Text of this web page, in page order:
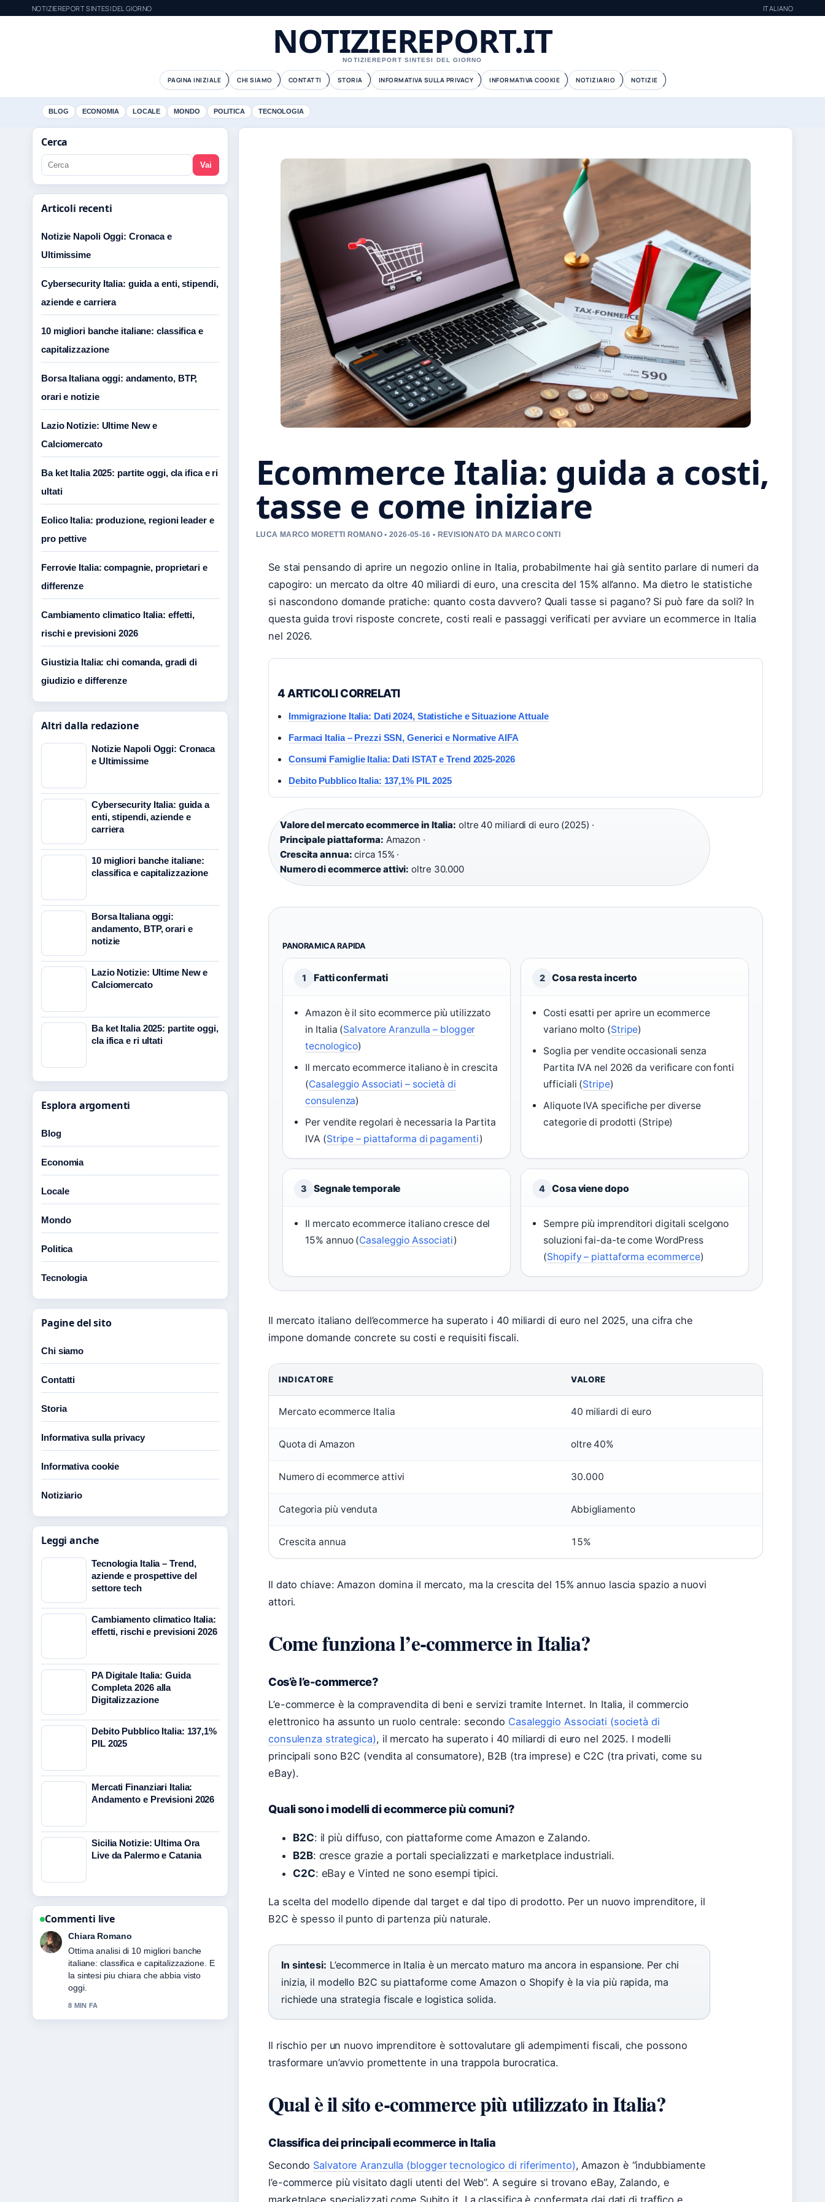
NOTIZIEREPORT SINTESI DEL GIORNO ITALIANO
NOTIZIEREPORT.IT
NOTIZIEREPORT SINTESI DEL GIORNO
PAGINA INIZIALE CHI SIAMO CONTATTI STORIA INFORMATIVA SULLA PRIVACY INFORMATIVA COOKIE NOTIZIARIO NOTIZIE
BLOG ECONOMIA LOCALE MONDO POLITICA TECNOLOGIA
Ecommerce Italia: guida a costi,
tasse e come iniziare
LUCA MARCO MORETTI ROMANO • 2026-05-16 • REVISIONATO DA MARCO CONTI
Se stai pensando di aprire un negozio online in Italia, probabilmente hai già sentito parlare di numeri da
capogiro: un mercato da oltre 40 miliardi di euro, una crescita del 15% all’anno. Ma dietro le statistiche
si nascondono domande pratiche: quanto costa davvero? Quali tasse si pagano? Si può fare da soli? In
questa guida trovi risposte concrete, costi reali e passaggi verificati per avviare un ecommerce in Italia
nel 2026.
4 ARTICOLI CORRELATI
Immigrazione Italia: Dati 2024, Statistiche e Situazione Attuale
Farmaci Italia – Prezzi SSN, Generici e Normative AIFA
Consumi Famiglie Italia: Dati ISTAT e Trend 2025-2026
Debito Pubblico Italia: 137,1% PIL 2025
Valore del mercato ecommerce in Italia: oltre 40 miliardi di euro (2025) ·
Principale piattaforma: Amazon ·
Crescita annua: circa 15% ·
Numero di ecommerce attivi: oltre 30.000
PANORAMICA RAPIDA
1 Fatti confermati
Amazon è il sito ecommerce più utilizzato
in Italia (Salvatore Aranzulla – blogger
tecnologico)
Il mercato ecommerce italiano è in crescita
(Casaleggio Associati – società di
consulenza)
Per vendite regolari è necessaria la Partita
IVA (Stripe – piattaforma di pagamenti)
2 Cosa resta incerto
Costi esatti per aprire un ecommerce
variano molto (Stripe)
Soglia per vendite occasionali senza
Partita IVA nel 2026 da verificare con fonti
ufficiali (Stripe)
Aliquote IVA specifiche per diverse
categorie di prodotti (Stripe)
3 Segnale temporale
Il mercato ecommerce italiano cresce del
15% annuo (Casaleggio Associati)
4 Cosa viene dopo
Sempre più imprenditori digitali scelgono
soluzioni fai-da-te come WordPress
(Shopify – piattaforma ecommerce)
Il mercato italiano dell’ecommerce ha superato i 40 miliardi di euro nel 2025, una cifra che
impone domande concrete su costi e requisiti fiscali.
INDICATORE VALORE
Mercato ecommerce Italia 40 miliardi di euro
Quota di Amazon oltre 40%
Numero di ecommerce attivi 30.000
Categoria più venduta Abbigliamento
Crescita annua 15%
Il dato chiave: Amazon domina il mercato, ma la crescita del 15% annuo lascia spazio a nuovi
attori.
Come funziona l’e-commerce in Italia?
Cos’è l’e-commerce?
L’e-commerce è la compravendita di beni e servizi tramite Internet. In Italia, il commercio
elettronico ha assunto un ruolo centrale: secondo Casaleggio Associati (società di
consulenza strategica), il mercato ha superato i 40 miliardi di euro nel 2025. I modelli
principali sono B2C (vendita al consumatore), B2B (tra imprese) e C2C (tra privati, come su
eBay).
Quali sono i modelli di ecommerce più comuni?
B2C: il più diffuso, con piattaforme come Amazon e Zalando.
B2B: cresce grazie a portali specializzati e marketplace industriali.
C2C: eBay e Vinted ne sono esempi tipici.
La scelta del modello dipende dal target e dal tipo di prodotto. Per un nuovo imprenditore, il
B2C è spesso il punto di partenza più naturale.
In sintesi: L’ecommerce in Italia è un mercato maturo ma ancora in espansione. Per chi
inizia, il modello B2C su piattaforme come Amazon o Shopify è la via più rapida, ma
richiede una strategia fiscale e logistica solida.
Il rischio per un nuovo imprenditore è sottovalutare gli adempimenti fiscali, che possono
trasformare un’avvio promettente in una trappola burocratica.
Qual è il sito e-commerce più utilizzato in Italia?
Classifica dei principali ecommerce in Italia
Secondo Salvatore Aranzulla (blogger tecnologico di riferimento), Amazon è “indubbiamente
l’e-commerce più visitato dagli utenti del Web”. A seguire si trovano eBay, Zalando, e
marketplace specializzati come Subito.it. La classifica è confermata dai dati di traffico e
Cerca
Vai
Articoli recenti
Notizie Napoli Oggi: Cronaca e
Ultimissime
Cybersecurity Italia: guida a enti, stipendi,
aziende e carriera
10 migliori banche italiane: classifica e
capitalizzazione
Borsa Italiana oggi: andamento, BTP,
orari e notizie
Lazio Notizie: Ultime New e
Calciomercato
Ba ket Italia 2025: partite oggi, cla ifica e ri
ultati
Eolico Italia: produzione, regioni leader e
pro pettive
Ferrovie Italia: compagnie, proprietari e
differenze
Cambiamento climatico Italia: effetti,
rischi e previsioni 2026
Giustizia Italia: chi comanda, gradi di
giudizio e differenze
Altri dalla redazione
Notizie Napoli Oggi: Cronaca
e Ultimissime
Cybersecurity Italia: guida a
enti, stipendi, aziende e
carriera
10 migliori banche italiane:
classifica e capitalizzazione
Borsa Italiana oggi:
andamento, BTP, orari e
notizie
Lazio Notizie: Ultime New e
Calciomercato
Ba ket Italia 2025: partite oggi,
cla ifica e ri ultati
Esplora argomenti
Blog
Economia
Locale
Mondo
Politica
Tecnologia
Pagine del sito
Chi siamo
Contatti
Storia
Informativa sulla privacy
Informativa cookie
Notiziario
Leggi anche
Tecnologia Italia – Trend,
aziende e prospettive del
settore tech
Cambiamento climatico Italia:
effetti, rischi e previsioni 2026
PA Digitale Italia: Guida
Completa 2026 alla
Digitalizzazione
Debito Pubblico Italia: 137,1%
PIL 2025
Mercati Finanziari Italia:
Andamento e Previsioni 2026
Sicilia Notizie: Ultima Ora
Live da Palermo e Catania
Commenti live
Chiara Romano
Ottima analisi di 10 migliori banche
italiane: classifica e capitalizzazione. E
la sintesi piu chiara che abbia visto
oggi.
8 MIN FA